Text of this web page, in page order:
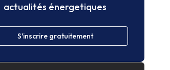
actualités énergetiques
S'inscrire gratuitement